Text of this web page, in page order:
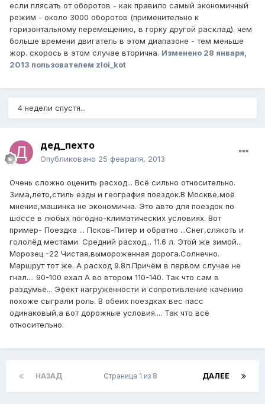
если плясать от оборотов - как правило самый экономичный
режим - около 3000 оборотов (применительно к
горизонтальному перемещению, в горку другой расклад). чем
больше времени двигатель в этом диапазоне - тем меньше
жор. скорось в этом случае вторична. Изменено 28 января,
2013 пользователем zloi_kot
4 недели спустя...
дед_пехто
Опубликовано 25 февраля, 2013
Очень сложно оценить расход... Всё сильно относительно.
Зима,лето,стиль езды и география поездок.В Москве,моё
мнение,машинка не экономична. Это авто для поездок по
шоссе в любых погодно-климатических условиях. Вот
пример- Поездка ... Псков-Питер и обратно ...Снег,слякоть и
гололёд местами. Средний расход... 11.6 л. Этой же зимой...
Морозец -22 Чистая,вымороженная дорога.Солнечно.
Маршрут тот же. А расход 9.8л.Причём в первом случае не
гнал.... 90-100 ехал А во втором 110-140. Так что сам в
раздумье... Эфект нагруженности и сопротивление качению
похоже сыграли роль. В обеих поездках вес пасс
одинаковый,а вот дорожные условия.... Так что всё
относительно.
НАЗАД ДАЛЕЕ
Страница 1 из 8